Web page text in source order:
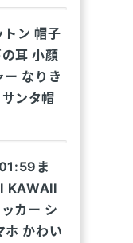
トン 帽子
耳 小顔
なりき
ンタ帽
ま
KAWAII
カー シ
ホ かわい